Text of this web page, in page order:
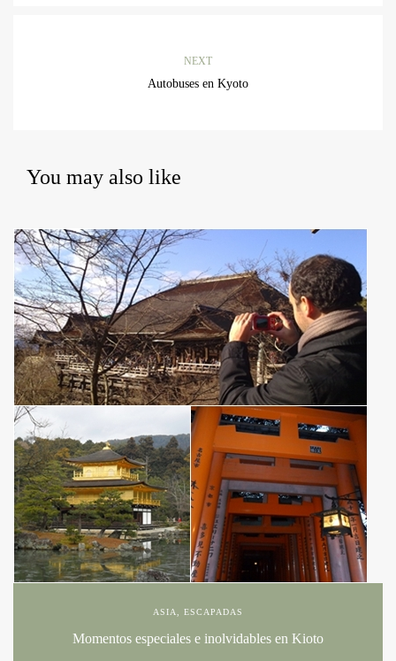
NEXT
Autobuses en Kyoto
You may also like
ASIA ESCAPADAS
Momentos especiales e inolvidables en Kioto